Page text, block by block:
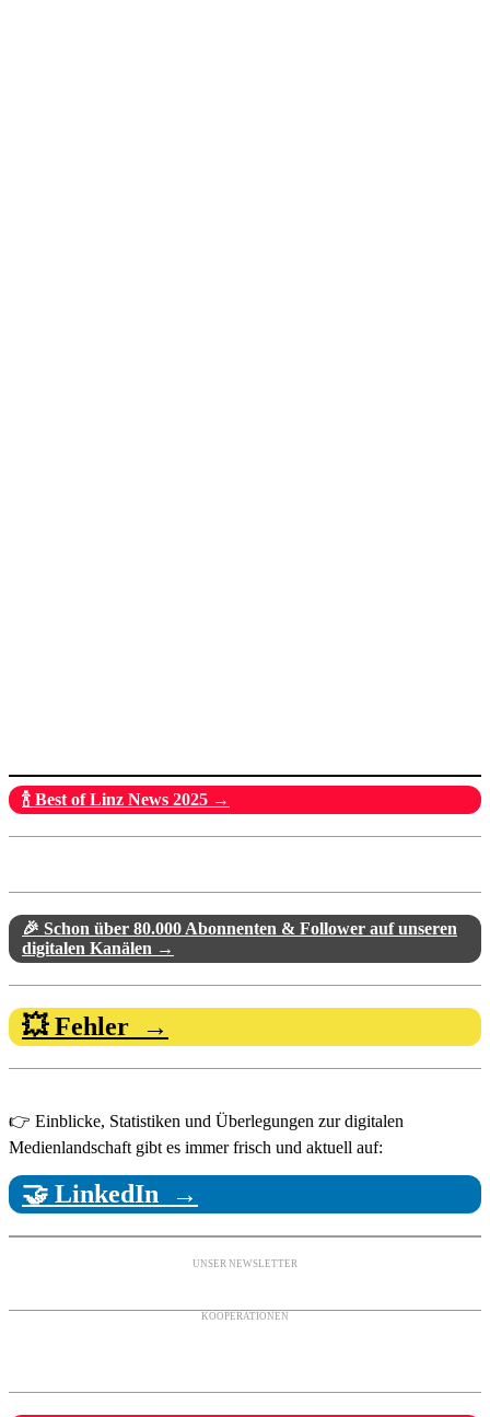
🍾 Best of Linz News 2025 →
🎉 Schon über 80.000 Abonnenten & Follower auf unseren
digitalen Kanälen →
💥 Fehler →
👉 Einblicke, Statistiken und Überlegungen zur digitalen
Medienlandschaft gibt es immer frisch und aktuell auf:
🤝 LinkedIn →
UNSER NEWSLETTER
KOOPERATIONEN